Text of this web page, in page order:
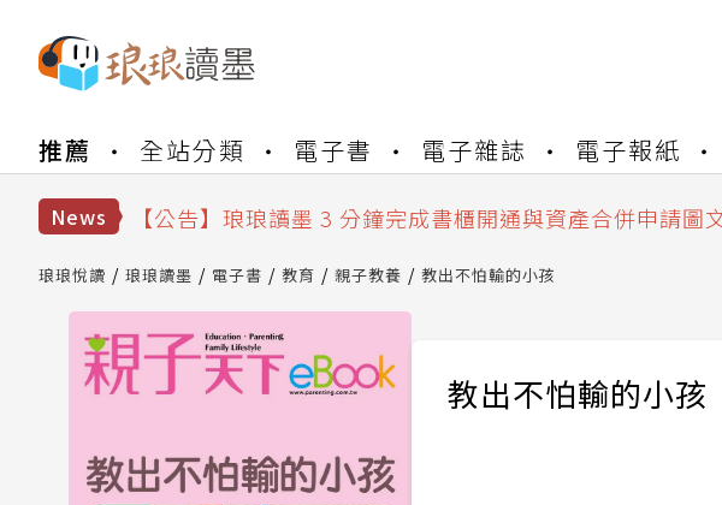
推薦 全站分類 電子書 電子雜誌 電子報紙
News
【公告】琅琅讀墨數位閱讀資產合併與書櫃開通申請
【公告】琅琅讀墨 3 分鐘完成書櫃開通與資產合併申請圖
【公告】琅琅讀墨數位閱讀資產合併與書櫃開通申請
琅琅悅讀 琅琅讀墨 電子書 教育 親子教養 教出不怕輸的小孩
教出不怕輸的小孩